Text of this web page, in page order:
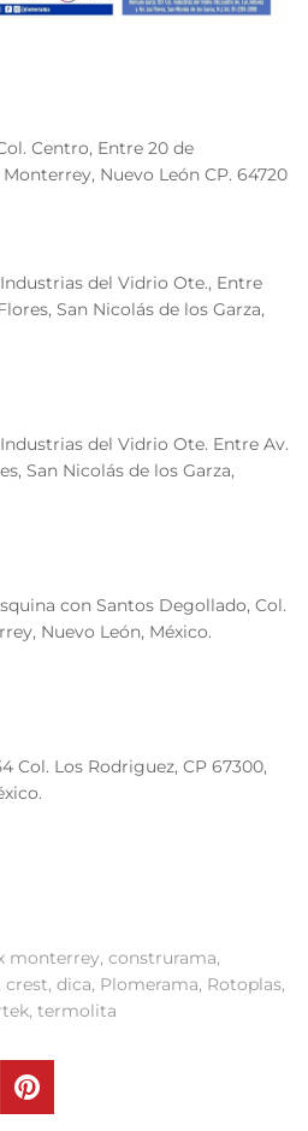
Centro, Entre 20 de
Nuevo León CP. 64720
del Vidrio Ote., Entre
San Nicolás de los Garza,
del Vidrio Ote. Entre Av.
San Nicolás de los Garza,
con Santos Degollado, Col.
Nuevo León, México.
Col. Los Rodriguez, CP 67300,
monterrey, construrama,
crest, dica, Plomerama, Rotoplas,
, termolita